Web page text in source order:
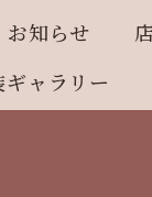
お知らせ
ャラリー